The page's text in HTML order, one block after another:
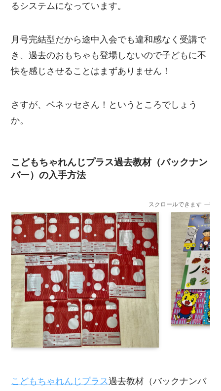
るシステムになっています。
月号完結型だから途中入会でも違和感なく受講で
き、過去のおもちゃも登場しないので子どもに不
快を感じさせることはまずありません！
さすが、ベネッセさん！というところでしょう
か。
こどもちゃれんじプラス過去教材（バックナン
バー）の入手方法
スクロールできます
こどもちゃれんじプラス過去教材（バックナンバ